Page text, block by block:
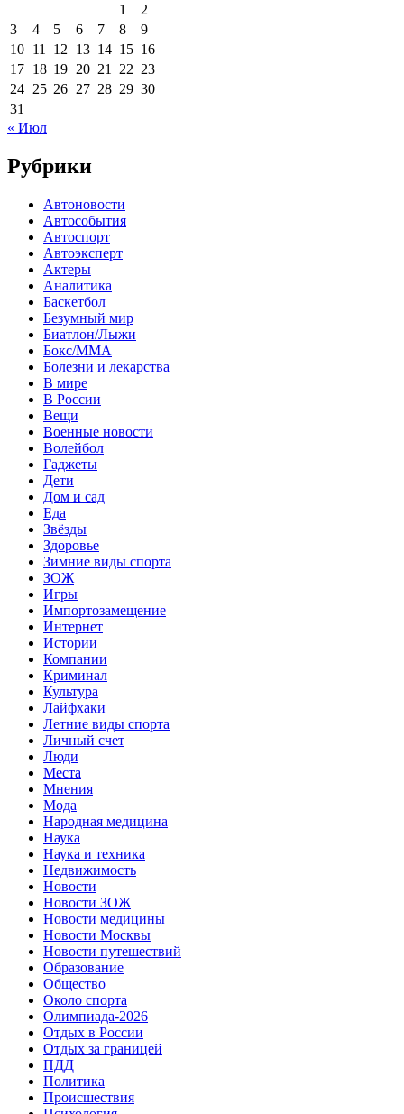
1
2
3
4 5 6 7 8
9
10 11 12 13 14 15 16
17 18 19 20 21 22 23
24 25 26 27 28 29 30
31
« Июл
Рубрики
Автоновости
Автособытия
Автоспорт
Автоэксперт
Актеры
Аналитика
Баскетбол
Безумный мир
Биатлон/Лыжи
Бокс/MMA
Болезни и лекарства
В мире
В России
Вещи
Военные новости
Волейбол
Гаджеты
Дети
Дом и сад
Еда
Звёзды
Здоровье
Зимние виды спорта
ЗОЖ
Игры
Импортозамещение
Интернет
Истории
Компании
Криминал
Культура
Лайфхаки
Летние виды спорта
Личный счет
Люди
Места
Мнения
Мода
Народная медицина
Наука
Наука и техника
Недвижимость
Новости
Новости ЗОЖ
Новости медицины
Новости Москвы
Новости путешествий
Образование
Общество
Около спорта
Олимпиада-2026
Отдых в России
Отдых за границей
ПДД
Политика
Происшествия